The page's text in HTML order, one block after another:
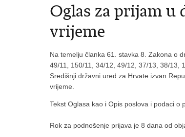
Oglas za prijam u
vrijeme
Na temelju članka 61. stavka 8. Zakona o
49/11, 150/11, 34/12, 49/12, 37/13, 38/13,
Središnji državni ured za Hrvate izvan
vrijeme.
Tekst Oglasa kao i Opis poslova i podaci o
Rok za podnošenje prijava je 8 dana od